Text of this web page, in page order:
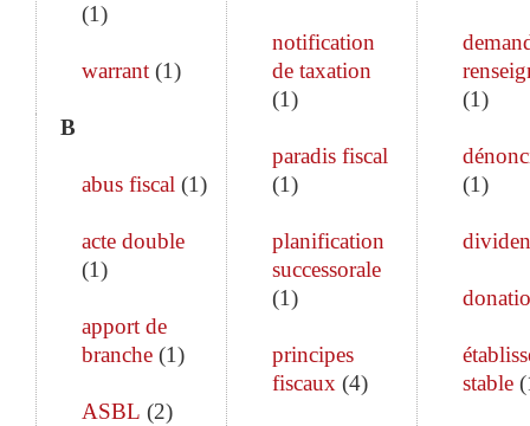
(1)
warrant (1)
B
abus fiscal (1)
acte double
(1)
apport de
branche (1)
ASBL (2)
notification
de taxation
(1)
paradis fiscal
(1)
planification
successorale
(1)
principes
fiscaux (4)
(1)
(1)
stable(